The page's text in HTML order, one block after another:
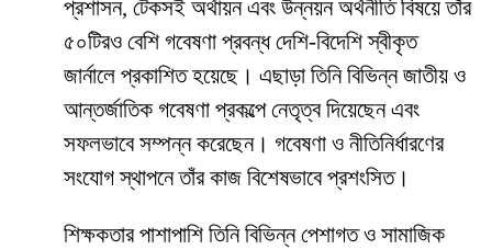
প্রশাসন, টেকসই অর্থায়ন এবং উন্নয়ন অর্থনীতি বিষয়ে তাঁর
৫০টিরও বেশি গবেষণা প্রবন্ধ দেশি-বিদেশি স্বীকৃত
জার্নালে প্রকাশিত হয়েছে। এছাড়া তিনি বিভিন্ন জাতীয় ও
আন্তর্জাতিক গবেষণা প্রকল্পে নেতৃত্ব দিয়েছেন এবং
সফলভাবে সম্পন্ন করেছেন। গবেষণা ও নীতিনির্ধারণের
সংযোগ স্থাপনে তাঁর কাজ বিশেষভাবে প্রশংসিত।
শিক্ষকতার পাশাপাশি তিনি বিভিন্ন পেশাগত ও সামাজিক